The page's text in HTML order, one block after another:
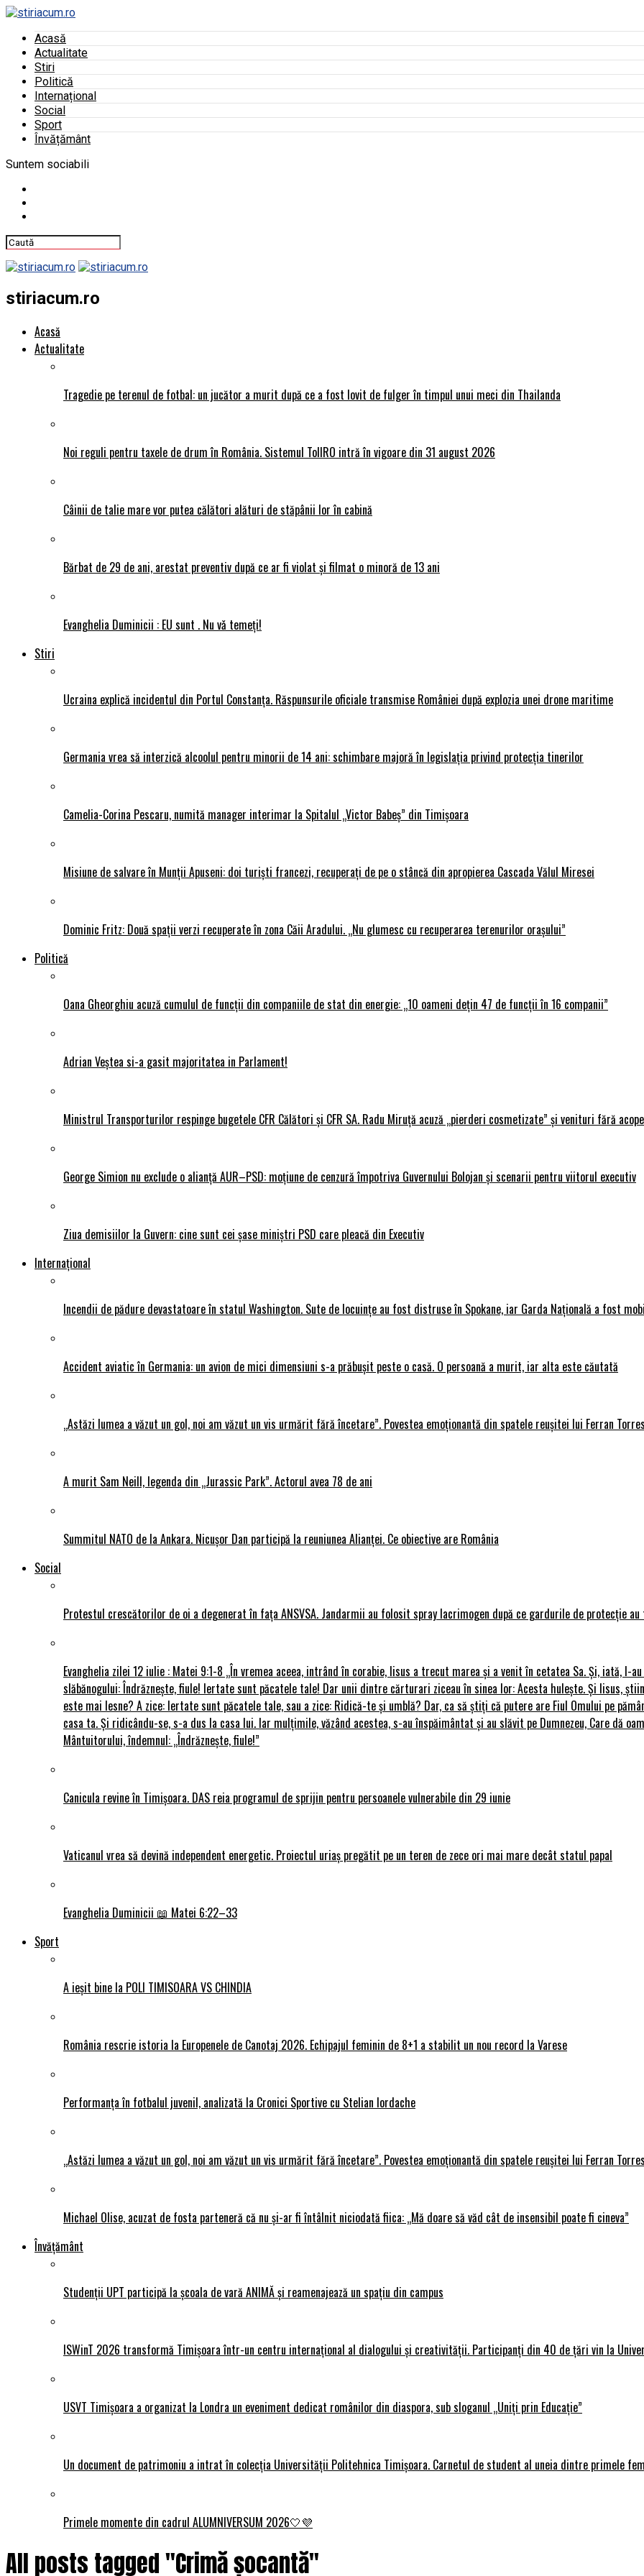
Acasă
Actualitate
Stiri
Politică
Internațional
Social
Sport
Învățământ
Suntem sociabili
stiriacum.ro
Acasă
Actualitate
Tragedie pe terenul de fotbal: un jucător a murit după ce a fost lovit de fulger în timpul unui meci din Thailanda
Noi reguli pentru taxele de drum în România. Sistemul TollRO intră în vigoare din 31 august 2026
Câinii de talie mare vor putea călători alături de stăpânii lor în cabină
Bărbat de 29 de ani, arestat preventiv după ce ar fi violat și filmat o minoră de 13 ani
Evanghelia Duminicii : EU sunt . Nu vǎ temeți!
Stiri
Ucraina explică incidentul din Portul Constanța. Răspunsurile oficiale transmise României după explozia unei drone maritime
Germania vrea să interzică alcoolul pentru minorii de 14 ani: schimbare majoră în legislația privind protecția tinerilor
Camelia-Corina Pescaru, numită manager interimar la Spitalul „Victor Babeș” din Timișoara
Misiune de salvare în Munții Apuseni: doi turiști francezi, recuperați de pe o stâncă din apropierea Cascada Vălul Miresei
Dominic Fritz: Două spații verzi recuperate în zona Căii Aradului. „Nu glumesc cu recuperarea terenurilor orașului”
Politică
Oana Gheorghiu acuză cumulul de funcții din companiile de stat din energie: „10 oameni dețin 47 de funcții în 16 companii”
Adrian Veștea si-a gasit majoritatea in Parlament!
Ministrul Transporturilor respinge bugetele CFR Călători și CFR SA. Radu Miruță acuză „pierderi cosmetizate” și venituri fără
George Simion nu exclude o alianță AUR–PSD: moțiune de cenzură împotriva Guvernului Bolojan și scenarii pentru viitorul executiv
Ziua demisiilor la Guvern: cine sunt cei șase miniștri PSD care pleacă din Executiv
Internațional
Incendii de pădure devastatoare în statul Washington. Sute de locuințe au fost distruse în Spokane, iar Garda Națională a fost
Accident aviatic în Germania: un avion de mici dimensiuni s-a prăbușit peste o casă. O persoană a murit, iar alta este căutată
„Astăzi lumea a văzut un gol, noi am văzut un vis urmărit fără încetare”. Povestea emoționantă din spatele reușitei lui Ferran
A murit Sam Neill, legenda din „Jurassic Park”. Actorul avea 78 de ani
Summitul NATO de la Ankara. Nicușor Dan participă la reuniunea Alianței. Ce obiective are România
Social
Protestul crescătorilor de oi a degenerat în fața ANSVSA. Jandarmii au folosit spray lacrimogen după ce gardurile de protecție
Evanghelia zilei 12 iulie : Matei 9:1-8 „În vremea aceea, intrând în corabie, Iisus a trecut marea și a venit în cetatea Sa. Și, iată, I-
slăbănogului: Îndrăznește, fiule! Iertate sunt păcatele tale! Dar unii dintre cărturari ziceau în sinea lor: Acesta hulește. Și Iisus,
este mai lesne? A zice: Iertate sunt păcatele tale, sau a zice: Ridică-te și umblă? Dar, ca să știți că putere are Fiul Omului pe
casa ta. Și ridicându-se, s-a dus la casa lui. Iar mulțimile, văzând acestea, s-au înspăimântat și au slăvit pe Dumnezeu, Care dă
Mântuitorului, îndemnul: „Îndrăznește, fiule!”
Canicula revine în Timișoara. DAS reia programul de sprijin pentru persoanele vulnerabile din 29 iunie
Vaticanul vrea să devină independent energetic. Proiectul uriaș pregătit pe un teren de zece ori mai mare decât statul papal
Evanghelia Duminicii 📖 Matei 6:22–33
Sport
A ieșit bine la POLI TIMISOARA VS CHINDIA
România rescrie istoria la Europenele de Canotaj 2026. Echipajul feminin de 8+1 a stabilit un nou record la Varese
Performanța în fotbalul juvenil, analizată la Cronici Sportive cu Stelian Iordache
„Astăzi lumea a văzut un gol, noi am văzut un vis urmărit fără încetare”. Povestea emoționantă din spatele reușitei lui Ferran
Michael Olise, acuzat de fosta parteneră că nu și-ar fi întâlnit niciodată fiica: „Mă doare să văd cât de insensibil poate fi cineva”
Învățământ
Studenții UPT participă la școala de vară ANIMĂ și reamenajează un spațiu din campus
ISWinT 2026 transformă Timișoara într-un centru internațional al dialogului și creativității. Participanți din 40 de țări vin la
USVT Timișoara a organizat la Londra un eveniment dedicat românilor din diaspora, sub sloganul „Uniți prin Educație”
Un document de patrimoniu a intrat în colecția Universității Politehnica Timișoara. Carnetul de student al uneia dintre primele
Primele momente din cadrul ALUMNIVERSUM 2026🤍💜
All posts tagged "Crimă șocantă"